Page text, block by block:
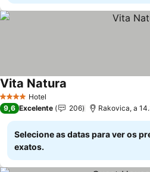
4 EstrelasHotel
Vita Natura
9,6 Excelente 206 Rakovica, a
Selecione as datas para ver os
exatos.